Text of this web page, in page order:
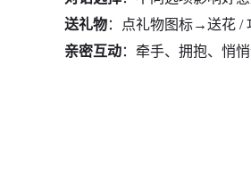
送礼物：点礼物图标→送花 /
亲密互动：牵手、拥抱、悄